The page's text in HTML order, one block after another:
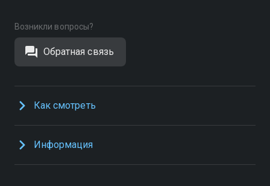
Возникли вопросы?
Обратная связь
Как смотреть
Информация